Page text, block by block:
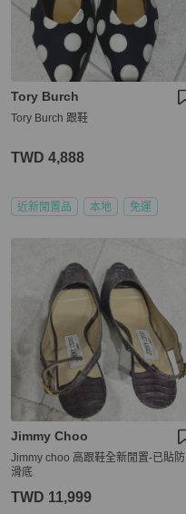
Tory Burch
Tory Burch 跟鞋
TWD 4,888
近新閒置品 本地 免運
Jimmy Choo
Jimmy choo 高跟鞋全新閒置-已貼防
滑底
TWD 11,999